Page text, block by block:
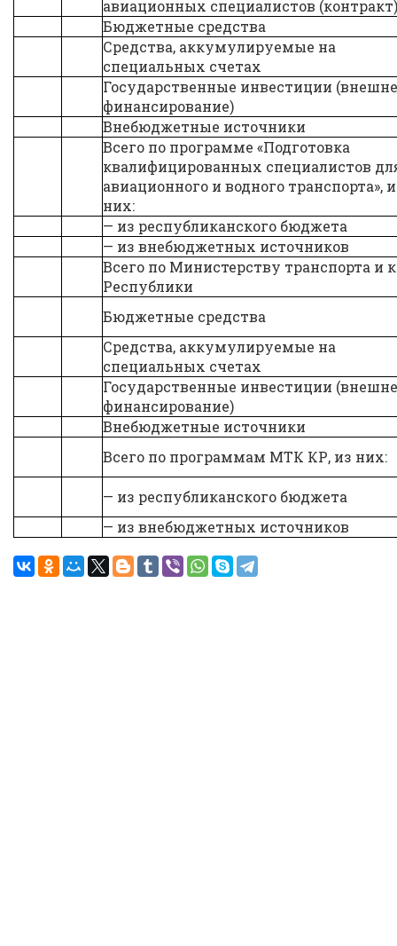
авиационных специалистов (контракт)
Бюджетные средства
Средства, аккумулируемые на
специальных счетах
Государственные инвестиции
финансирование)
Внебюджетные источники
Всего по программе «Подготовка
квалифицированных специалистов
авиационного и водного транспорта»,
них:
— из республиканского бюджета
— из внебюджетных источников
Всего по Министерству транспорта
Республики
Бюджетные средства
Средства, аккумулируемые на
специальных счетах
Государственные инвестиции
финансирование)
Внебюджетные источники
Всего по программам МТК КР, из них:
— из республиканского бюджета
— из внебюджетных источников